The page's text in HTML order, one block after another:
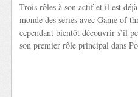
Trois rôles à son actif et il est
monde des séries avec Game of
cependant bientôt découvrir s’il
son premier rôle principal dans